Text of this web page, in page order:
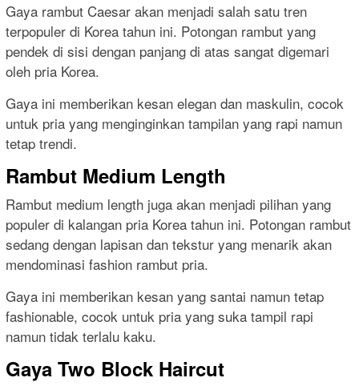
Gaya rambut Caesar akan menjadi salah satu tren
terpopuler di Korea tahun ini. Potongan rambut yang
pendek di sisi dengan panjang di atas sangat digemari
oleh pria Korea.
Gaya ini memberikan kesan elegan dan maskulin, cocok
untuk pria yang menginginkan tampilan yang rapi namun
tetap trendi.
Rambut Medium Length
Rambut medium length juga akan menjadi pilihan yang
populer di kalangan pria Korea tahun ini. Potongan rambut
sedang dengan lapisan dan tekstur yang menarik akan
mendominasi fashion rambut pria.
Gaya ini memberikan kesan yang santai namun tetap
fashionable, cocok untuk pria yang suka tampil rapi
namun tidak terlalu kaku.
Gaya Two Block Haircut